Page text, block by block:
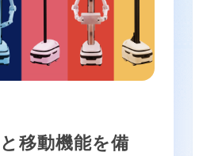
移動機能を備